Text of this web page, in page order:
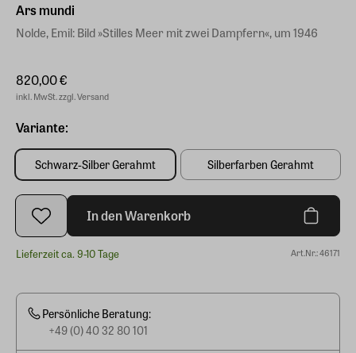
Ars mundi
Nolde, Emil: Bild »Stilles Meer mit zwei Dampfern«, um 1946
820,00 €
inkl. MwSt. zzgl. Versand
Variante:
Schwarz-Silber Gerahmt Silberfarben Gerahmt
In den Warenkorb
Lieferzeit ca. 9-10 Tage Art.Nr.: 46171
Persönliche Beratung:
+49 (0) 40 32 80 101